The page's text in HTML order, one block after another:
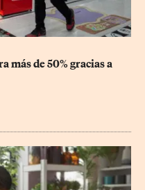
más de 50% gracias a